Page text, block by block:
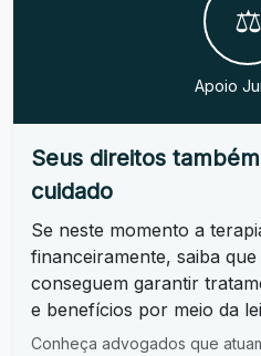
⚖️
Apoio
Seus direitos
cuidado
Se neste momento a
financeiramente, saiba
conseguem garantir
e benefícios por meio da
Conheça advogados que